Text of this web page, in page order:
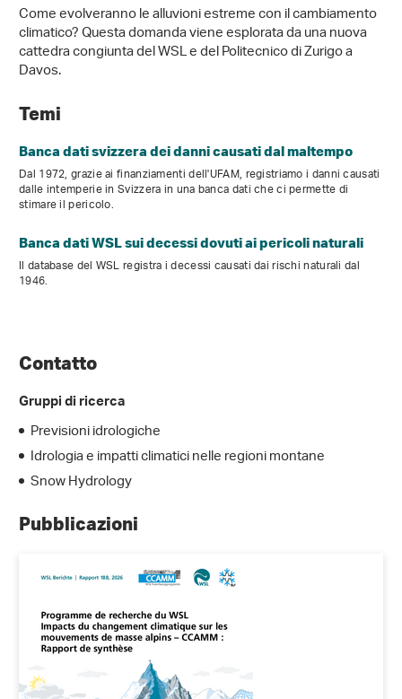
Come evolveranno le alluvioni estreme con il cambiamento
climatico? Questa domanda viene esplorata da una nuova
cattedra congiunta del WSL e del Politecnico di Zurigo a
Davos.
Temi
Banca dati svizzera dei danni causati dal maltempo
Dal 1972, grazie ai finanziamenti dell'UFAM, registriamo i danni causati
dalle intemperie in Svizzera in una banca dati che ci permette di
stimare il pericolo.
Banca dati WSL sui decessi dovuti ai pericoli naturali
Il database del WSL registra i decessi causati dai rischi naturali dal
1946.
Contatto
Gruppi di ricerca
Previsioni idrologiche
Idrologia e impatti climatici nelle regioni montane
Snow Hydrology
Pubblicazioni